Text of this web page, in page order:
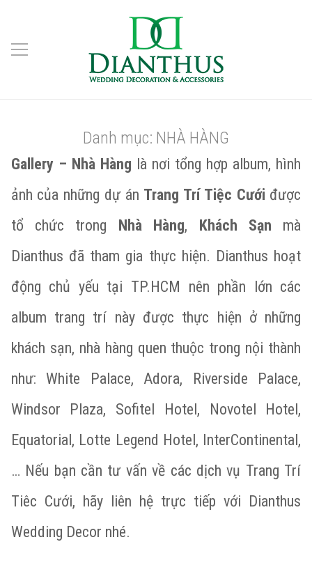
Danh mục: NHÀ HÀNG
Gallery – Nhà Hàng là nơi tổng hợp album, hình
ảnh của những dự án Trang Trí Tiệc Cưới được
tổ chức trong Nhà Hàng, Khách Sạn mà
Dianthus đã tham gia thực hiện. Dianthus hoạt
động chủ yếu tại TP.HCM nên phần lớn các
album trang trí này được thực hiện ở những
khách sạn, nhà hàng quen thuộc trong nội thành
như: White Palace, Adora, Riverside Palace,
Windsor Plaza, Sofitel Hotel, Novotel Hotel,
Equatorial, Lotte Legend Hotel, InterContinental,
… Nếu bạn cần tư vấn về các dịch vụ Trang Trí
Tiêc Cưới, hãy liên hệ trực tiếp với Dianthus
Wedding Decor nhé.